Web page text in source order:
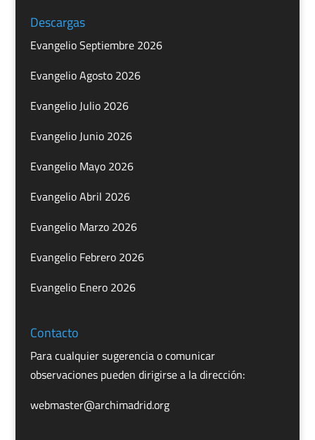
Descargas
Evangelio Septiembre 2026
Evangelio Agosto 2026
Evangelio Julio 2026
Evangelio Junio 2026
Evangelio Mayo 2026
Evangelio Abril 2026
Evangelio Marzo 2026
Evangelio Febrero 2026
Evangelio Enero 2026
Contacto
Para cualquier sugerencia o comunicar
observaciones pueden dirigirse a la dirección:
webmaster@archimadrid.org